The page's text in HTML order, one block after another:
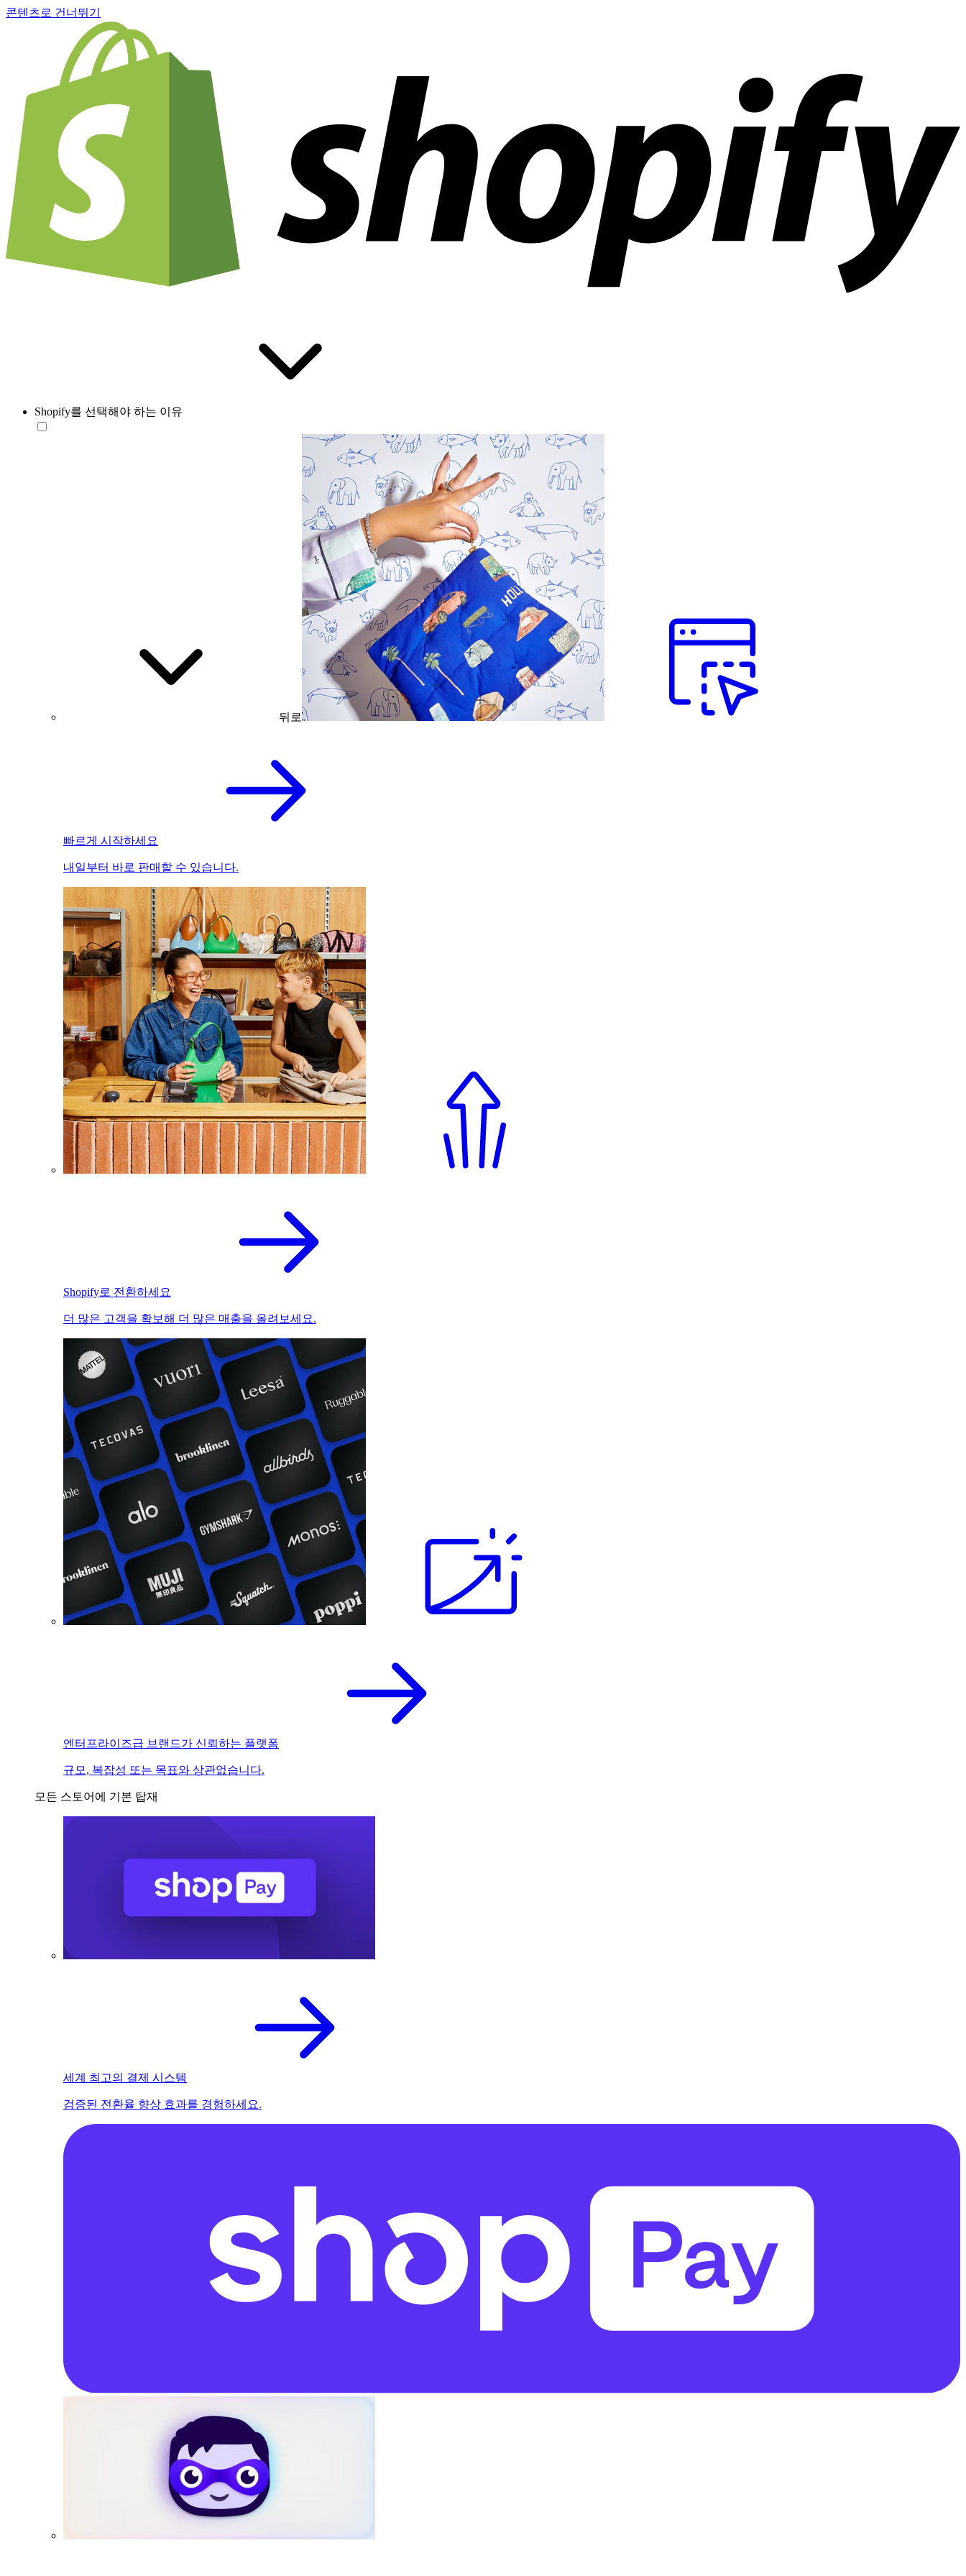
콘텐츠로 건너뛰기
Shopify를 선택해야 하는 이유
뒤로
빠르게 시작하세요
내일부터 바로 판매할 수 있습니다.
Shopify로 전환하세요
더 많은 고객을 확보해 더 많은 매출을 올려보세요.
엔터프라이즈급 브랜드가 신뢰하는 플랫폼
규모, 복잡성 또는 목표와 상관없습니다.
모든 스토어에 기본 탑재
세계 최고의 결제 시스템
검증된 전환율 향상 효과를 경험하세요.